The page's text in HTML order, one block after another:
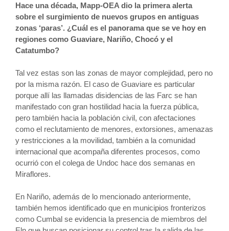
Hace una década, Mapp-OEA dio la primera alerta
sobre el surgimiento de nuevos grupos en antiguas
zonas ‘paras’. ¿Cuál es el panorama que se ve hoy en
regiones como Guaviare, Nariño, Chocó y el
Catatumbo?
Tal vez estas son las zonas de mayor complejidad, pero no
por la misma razón. El caso de Guaviare es particular
porque allí las llamadas disidencias de las Farc se han
manifestado con gran hostilidad hacia la fuerza pública,
pero también hacia la población civil, con afectaciones
como el reclutamiento de menores, extorsiones, amenazas
y restricciones a la movilidad, también a la comunidad
internacional que acompaña diferentes procesos, como
ocurrió con el colega de Undoc hace dos semanas en
Miraflores.
En Nariño, además de lo mencionado anteriormente,
también hemos identificado que en municipios fronterizos
como Cumbal se evidencia la presencia de miembros del